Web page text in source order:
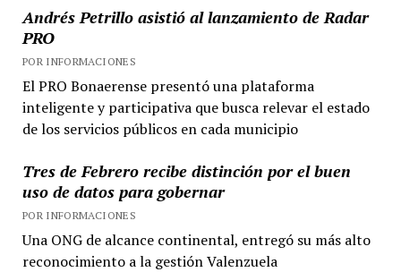
Andrés Petrillo asistió al lanzamiento de Radar
PRO
POR INFORMACIONES
El PRO Bonaerense presentó una plataforma
inteligente y participativa que busca relevar el estado
de los servicios públicos en cada municipio
Tres de Febrero recibe distinción por el buen
uso de datos para gobernar
POR INFORMACIONES
Una ONG de alcance continental, entregó su más alto
reconocimiento a la gestión Valenzuela